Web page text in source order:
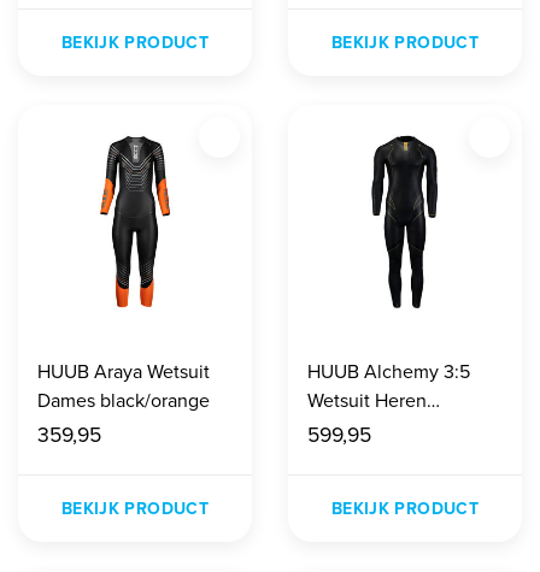
BEKIJK PRODUCT BEKIJK PRODUCT
HUUB Araya Wetsuit
Dames black/orange
359,95
BEKIJK PRODUCT
HUUB Alchemy 3:5
Wetsuit Heren
black/grey/gold
599,95
BEKIJK PRODUCT